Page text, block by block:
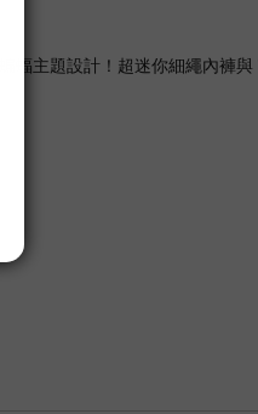
蝠主題設計！超迷你細繩內褲